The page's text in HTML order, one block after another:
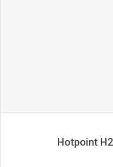
Hotpoint